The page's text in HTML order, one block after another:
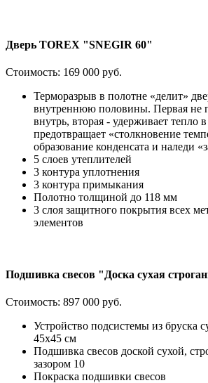
Дверь TOREX "SNEGIR 60"
Стоимость: 169 000 руб.
Терморазрыв в полотне «делит»
внутреннюю половины. Первая не
внутрь, вторая - удерживает тепло
предотвращает «столкновение
образование конденсата и наледи
5 слоев утеплителей
3 контура уплотнения
3 контура примыкания
Полотно толщиной до 118 мм
3 слоя защитного покрытия всех
элементов
Подшивка свесов "Доска сухая
Стоимость: 897 000 руб.
Устройство подсистемы из бруска
45х45 см
Подшивка свесов доской сухой,
зазором 10
Покраска подшивки свесов